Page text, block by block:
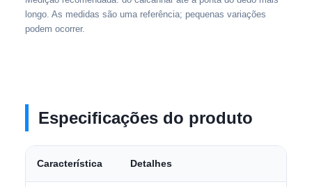
longo. As medidas são uma referência; pequenas variações
podem ocorrer.
Especificações do produto
Característica Detalhes